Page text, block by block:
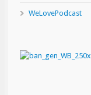
WeLovePodcast